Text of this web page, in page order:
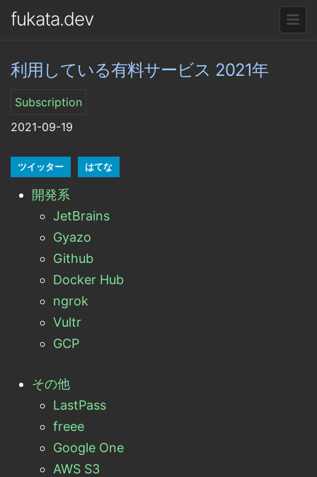
fukata.dev
利用している有料サービス 2021年
Subscription
2021-09-19
ツイッター はてな
開発系
JetBrains
Gyazo
Github
Docker Hub
ngrok
Vultr
GCP
その他
LastPass
freee
Google One
AWS S3